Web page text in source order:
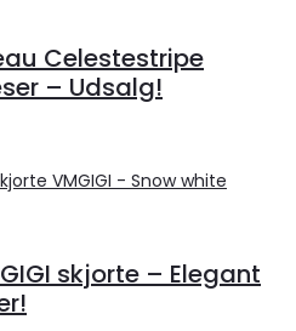
Celestestripe
– Udsalg!
skjorte – Elegant